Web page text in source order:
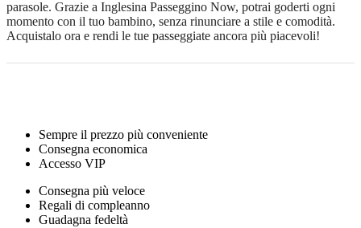
parasole. Grazie a Inglesina Passeggino Now, potrai goderti ogni
momento con il tuo bambino, senza rinunciare a stile e comodità.
Acquistalo ora e rendi le tue passeggiate ancora più piacevoli!
Sempre il prezzo più conveniente
Consegna economica
Accesso VIP
Consegna più veloce
Regali di compleanno
Guadagna fedeltà